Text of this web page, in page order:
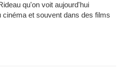
qu'on voit aujourd'hui
et souvent dans des films